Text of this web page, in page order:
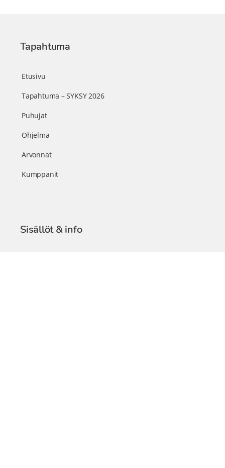
Tapahtuma
Etusivu
Tapahtuma – SYKSY 2026
Puhujat
Ohjelma
Arvonnat
Kumppanit
Sisällöt & info